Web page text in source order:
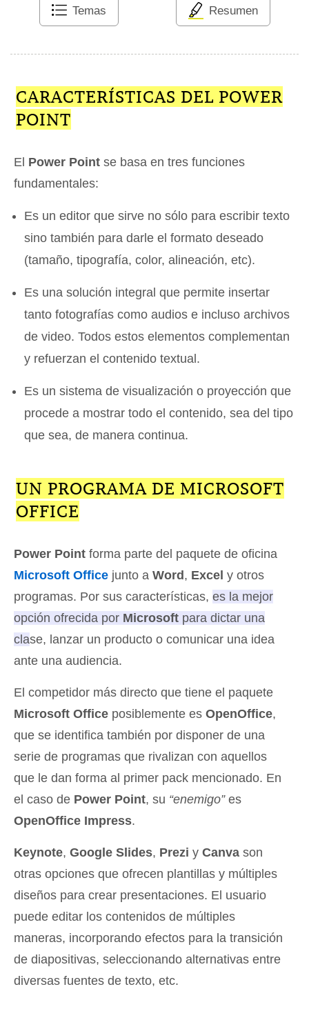
Temas Resumen
CARACTERÍSTICAS DEL POWER
POINT
El Power Point se basa en tres funciones
fundamentales:
Es un editor que sirve no sólo para escribir texto
sino también para darle el formato deseado
(tamaño, tipografía, color, alineación, etc).
Es una solución integral que permite insertar
tanto fotografías como audios e incluso archivos
de video. Todos estos elementos complementan
y refuerzan el contenido textual.
Es un sistema de visualización o proyección que
procede a mostrar todo el contenido, sea del tipo
que sea, de manera continua.
UN PROGRAMA DE MICROSOFT
OFFICE
Power Point forma parte del paquete de oficina
Microsoft Office junto a Word, Excel y otros
programas. Por sus características, es la mejor
opción ofrecida por Microsoft para dictar una
clase, lanzar un producto o comunicar una idea
ante una audiencia.
El competidor más directo que tiene el paquete
Microsoft Office posiblemente es OpenOffice,
que se identifica también por disponer de una
serie de programas que rivalizan con aquellos
que le dan forma al primer pack mencionado. En
el caso de Power Point, su “enemigo”es
OpenOffice Impress.
Keynote, Google Slides, Prezi y Canva son
otras opciones que ofrecen plantillas y múltiples
diseños para crear presentaciones. El usuario
puede editar los contenidos de múltiples
maneras, incorporando efectos para la transición
de diapositivas, seleccionando alternativas entre
diversas fuentes de texto, etc.